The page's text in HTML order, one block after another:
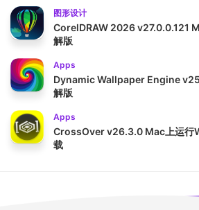
图形设计
CorelDRAW 2026 v27.0.0.121
解版
Apps
Dynamic Wallpaper Engine
解版
Apps
CrossOver v26.3.0 Mac上运行
载